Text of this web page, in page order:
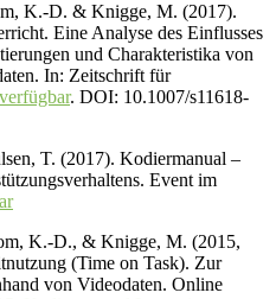
K.-D. & Knigge, M. (2017).
Eine Analyse des Einflusses
und Charakteristika von
In: Zeitschrift für
. DOI: 10.1007/s11618-
T. (2017). Kodiermanual –
Event im
K.-D., & Knigge, M. (2015,
(Time on Task). Zur
von Videodaten. Online